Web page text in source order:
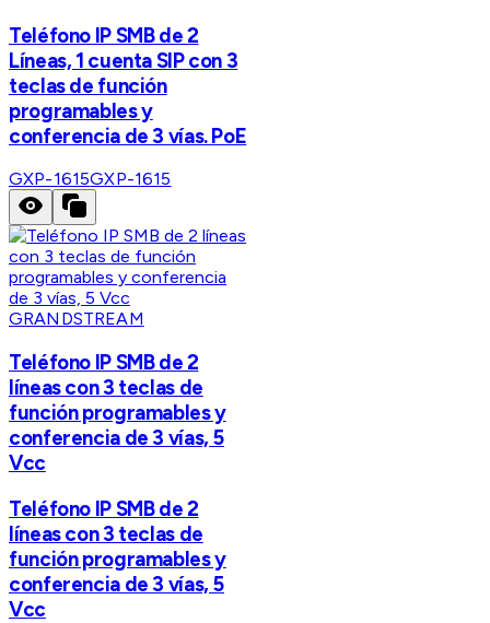
Teléfono IP SMB de 2
Líneas, 1 cuenta SIP con 3
teclas de función
programables y
conferencia de 3 vías. PoE
GXP-1615GXP-1615
GRANDSTREAM
Teléfono IP SMB de 2
líneas con 3 teclas de
función programables y
conferencia de 3 vías, 5
Vcc
Teléfono IP SMB de 2
líneas con 3 teclas de
función programables y
conferencia de 3 vías, 5
Vcc